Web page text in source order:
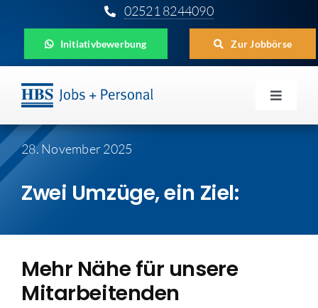
Inhalt
springen
02521 8244090
Initiativbewerbung Zur Jobbörse
Toggle
Für Unternehmen
HBS
28. November 2025
Zwei Umzüge, ein Ziel:
Mehr Nähe für unsere
Mitarbeitenden